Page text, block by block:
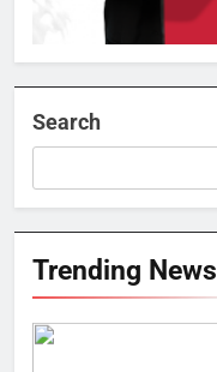
Search
Trending News